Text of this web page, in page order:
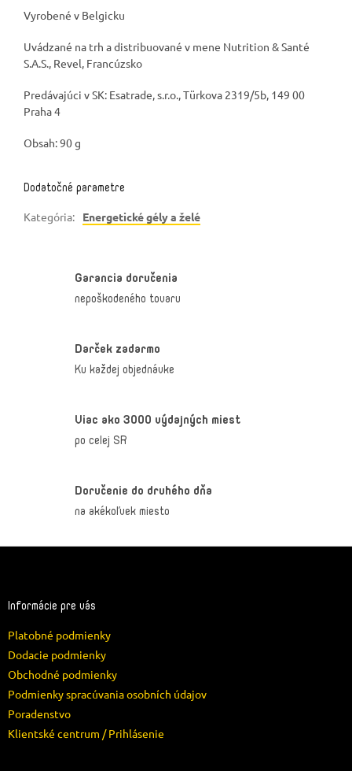
Vyrobené v Belgicku
Uvádzané na trh a distribuované v mene Nutrition & Santé
S.A.S., Revel, Francúzsko
Predávajúci v SK: Esatrade, s.r.o., Türkova 2319/5b, 149 00
Praha 4
Obsah: 90 g
Dodatočné parametre
Kategória: Energetické gély a želé
Garancia doručenia
nepoškodeného tovaru
Darček zadarmo
Ku každej objednávke
Viac ako 3000 výdajných miest
po celej SR
Doručenie do druhého dňa
na akékoľvek miesto
Informácie pre vás
Platobné podmienky
Dodacie podmienky
Obchodné podmienky
Podmienky spracúvania osobních údajov
Poradenstvo
Klientské centrum / Prihlásenie